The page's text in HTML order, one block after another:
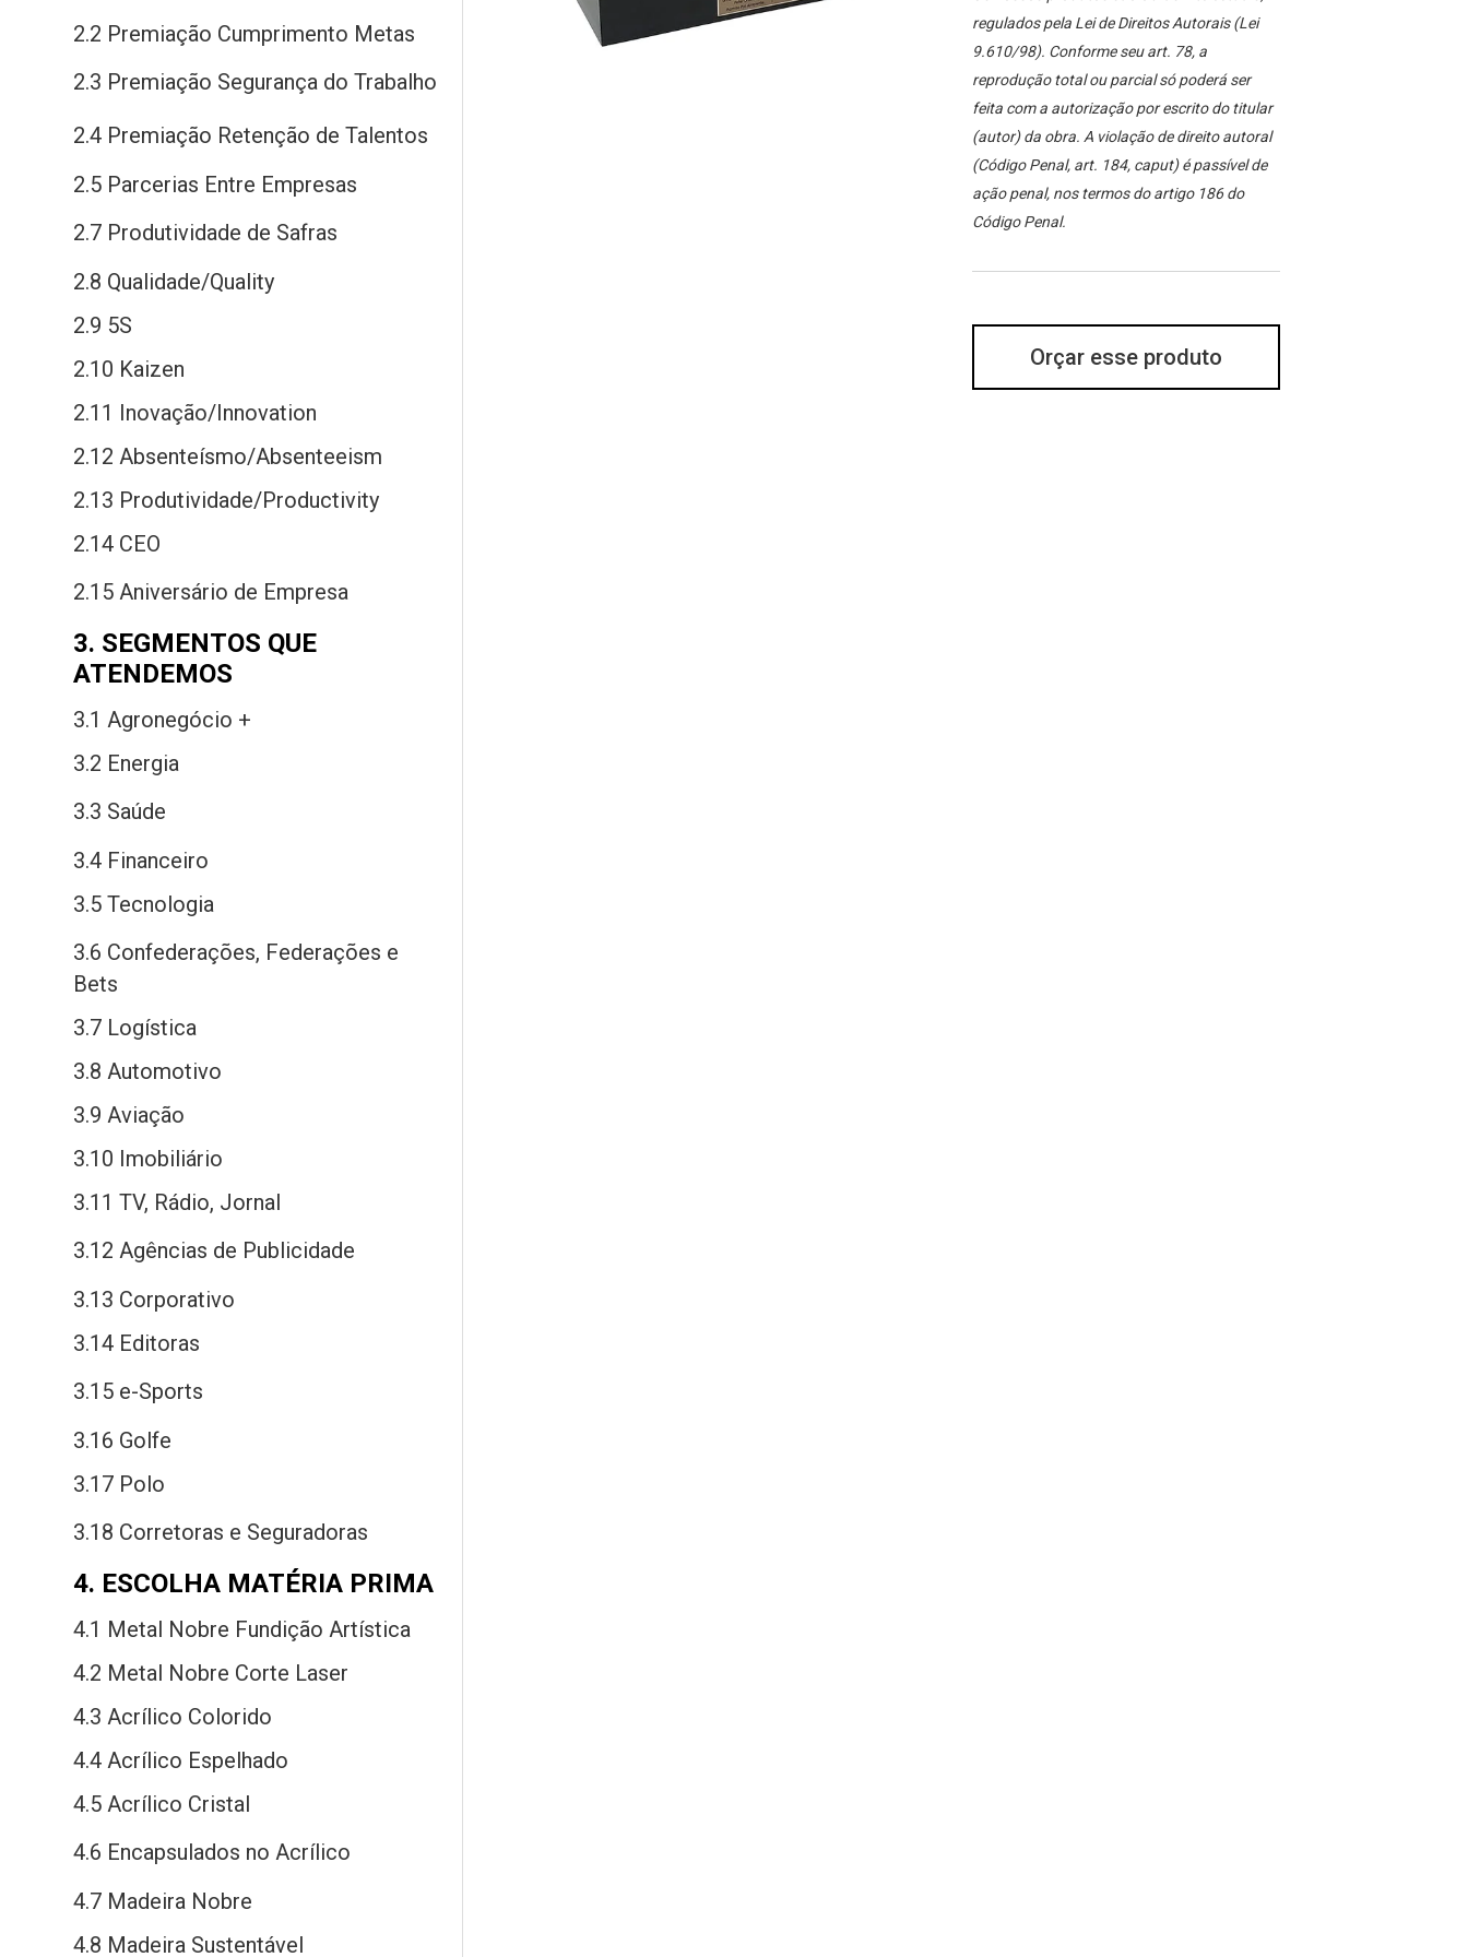
2.2 Premiação Cumprimento Metas
2.3 Premiação Segurança do Trabalho
2.4 Premiação Retenção de Talentos
2.5 Parcerias Entre Empresas
2.7 Produtividade de Safras
2.8 Qualidade/Quality
2.9 5S
2.10 Kaizen
2.11 Inovação/Innovation
2.12 Absenteísmo/Absenteeism
2.13 Produtividade/Productivity
2.14 CEO
2.15 Aniversário de Empresa
3. SEGMENTOS QUE
ATENDEMOS
3.1 Agronegócio +
3.2 Energia
3.3 Saúde
3.4 Financeiro
3.5 Tecnologia
3.6 Confederações, Federações e
Bets
3.7 Logística
3.8 Automotivo
3.9 Aviação
3.10 Imobiliário
3.11 TV, Rádio, Jornal
3.12 Agências de Publicidade
3.13 Corporativo
3.14 Editoras
3.15 e-Sports
3.16 Golfe
3.17 Polo
3.18 Corretoras e Seguradoras
4. ESCOLHA MATÉRIA PRIMA
4.1 Metal Nobre Fundição Artística
4.2 Metal Nobre Corte Laser
4.3 Acrílico Colorido
4.4 Acrílico Espelhado
4.5 Acrílico Cristal
4.6 Encapsulados no Acrílico
4.7 Madeira Nobre
4.8 Madeira Sustentável
regulados pela Lei de Direitos Autorais (Lei
9.610/98). Conforme seu art. 78, a
reprodução total ou parcial só poderá ser
feita com a autorização por escrito do titular
(autor) da obra. A violação de direito autoral
(Código Penal, art. 184, caput) é passível de
ação penal, nos termos do artigo 186 do
Código Penal.
Orçar esse produto